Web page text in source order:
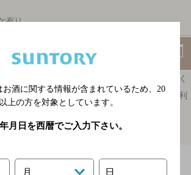
有り
イトを見る
は最新の内容と異なる場合があります。詳しく
ください。
ク等の外部コンテンツはお客様のご判断でご利
たら、お知らせください！
酒に関する情報が含まれているため、 20
上の方を対象としています。
月日を西暦でご入力下さい。
月 日